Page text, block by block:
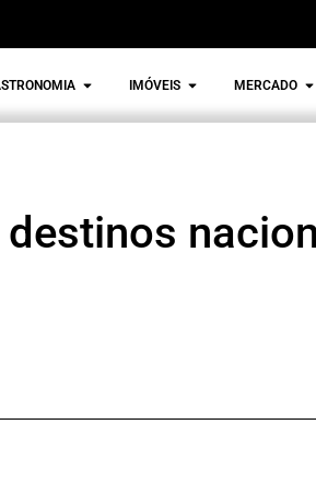
IMÓVEIS MERCADO